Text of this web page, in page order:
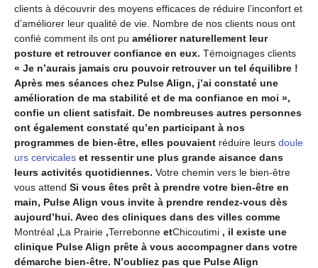
clients à découvrir des moyens efficaces de réduire l’inconfort et
d’améliorer leur qualité de vie. Nombre de nos clients nous ont
confié comment ils ont pu améliorer naturellement leur
posture et retrouver confiance en eux. Témoignages clients
« Je n’aurais jamais cru pouvoir retrouver un tel équilibre !
Après mes séances chez Pulse Align, j’ai constaté une
amélioration de ma stabilité et de ma confiance en moi »,
confie un client satisfait. De nombreuses autres personnes
ont également constaté qu’en participant à nos
programmes de bien-être, elles pouvaient réduire leurs doule
urs cervicales et ressentir une plus grande aisance dans
leurs activités quotidiennes. Votre chemin vers le bien-être
vous attend Si vous êtes prêt à prendre votre bien-être en
main, Pulse Align vous invite à prendre rendez-vous dès
aujourd’hui. Avec des cliniques dans des villes comme
Montréal ,La Prairie ,Terrebonne etChicoutimi , il existe une
clinique Pulse Align prête à vous accompagner dans votre
démarche bien-être. N’oubliez pas que Pulse Align